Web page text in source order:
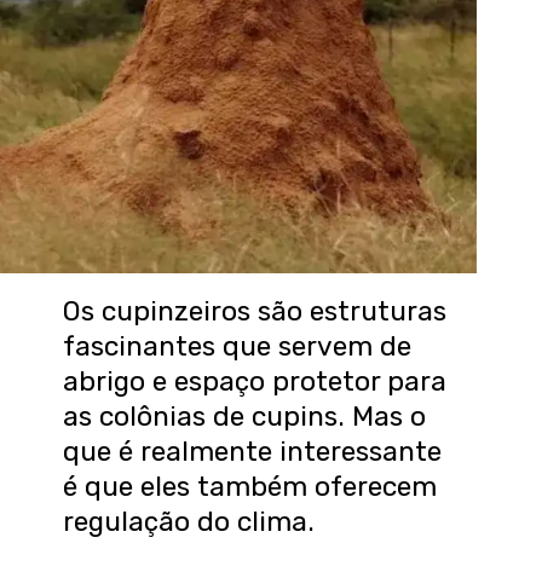
Os cupinzeiros são estruturas
fascinantes que servem de
abrigo e espaço protetor para
as colônias de cupins. Mas o
que é realmente interessante
é que eles também oferecem
regulação do clima.